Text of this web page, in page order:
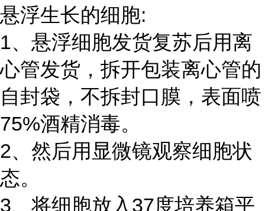
悬浮生长的细胞:
1、悬浮细胞发货复苏后用离
心管发货，拆开包装离心管的
自封袋，不拆封口膜，表面喷
75%酒精消毒。
2、然后用显微镜观察细胞状
态。
3、将细胞放入37度培养箱平